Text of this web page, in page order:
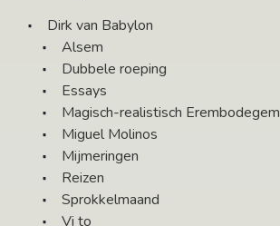
Dirk van Babylon
Alsem
Dubbele roeping
Essays
Magisch-realistisch Erembodegem
Miguel Molinos
Mijmeringen
Reizen
Sprokkelmaand
Vi to